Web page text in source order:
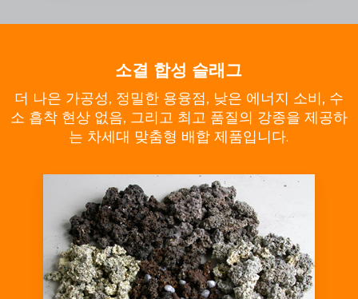
소결 합성 슬래그
더 나은 가공성, 정밀한 용융점, 낮은 에너지 소비, 수
소 흡착 현상 없음, 그리고 최고 품질의 강종을 제공하
는 차세대 맞춤형 배합 제품입니다.